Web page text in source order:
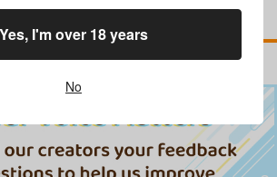
No
Yes, I'm over 18 years